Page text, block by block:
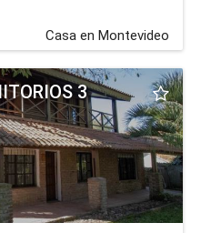
Casa en Montevideo
3